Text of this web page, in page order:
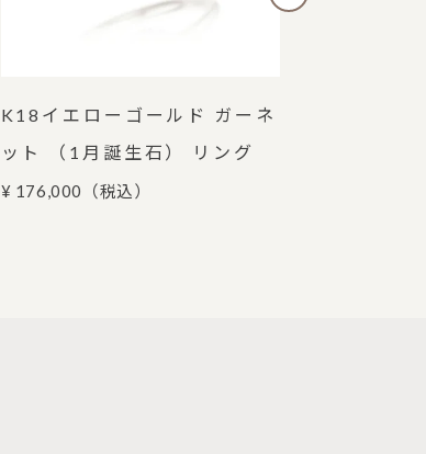
K18イエローゴールド ガーネ
ット （1月誕生石） リング
¥ 176,000 （税込）